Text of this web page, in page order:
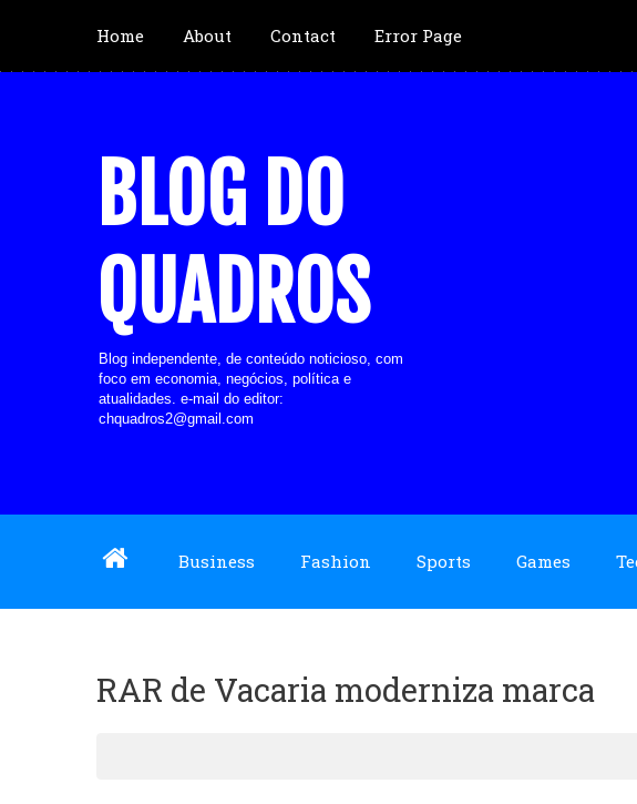
Home About Contact Error Page
BLOG DO
QUADROS
Blog independente, de conteúdo noticioso, com
foco em economia, negócios, política e
atualidades. e-mail do editor:
chquadros2@gmail.com
Business Fashion Sports Games
RAR de Vacaria moderniza marca